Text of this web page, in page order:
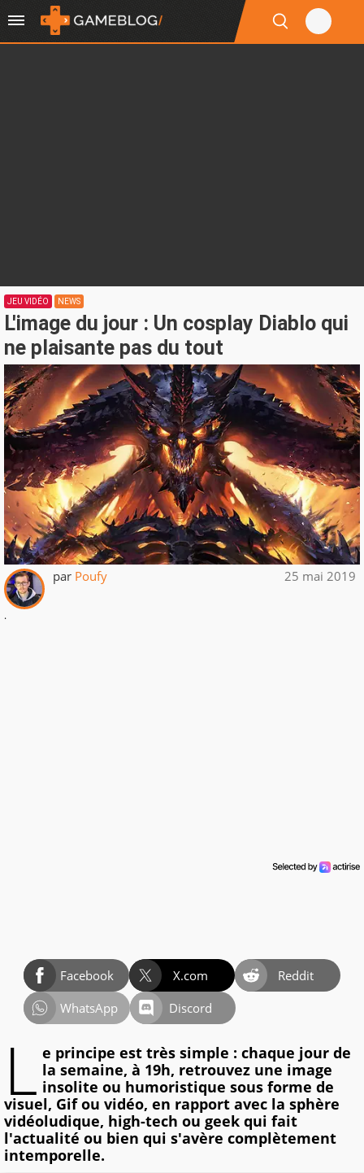
JEU VIDÉO NEWS
L'image du jour : Un cosplay Diablo qui
ne plaisante pas du tout
par Poufy 25 mai 2019
.
Facebook X.com
Reddit
WhatsApp
Discord
L e principe est très simple : chaque jour de
la semaine, à 19h, retrouvez une image
insolite ou humoristique sous forme de
visuel, Gif ou vidéo, en rapport avec la sphère
vidéoludique, high-tech ou geek qui fait
l'actualité ou bien qui s'avère complètement
intemporelle.